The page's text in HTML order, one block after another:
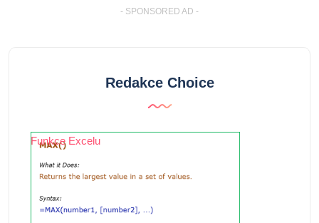
- SPONSORED AD -
Redakce Choice
Funkce Excelu